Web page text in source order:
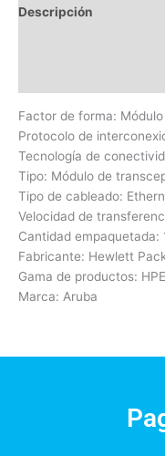
Descripción
Factor de forma:
Protocolo de
Tecnología de
Tipo: Módulo de
Tipo de cableado:
Velocidad de
Cantidad empaquetada:
Fabricante: Hewlett
Gama de productos:
Marca: Aruba